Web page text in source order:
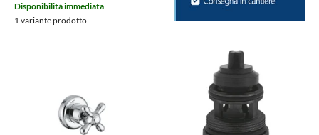
Disponibilità immediata
1 variante prodotto